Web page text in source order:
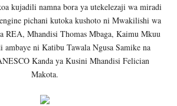
kujadili namna bora ya utekelezaji wa miradi
pichani kutoka kushoto ni Mwakilishi wa
REA, Mhandisi Thomas Mbaga, Kaimu Mkuu
ni Katibu Tawala Ngusa Samike na
Kanda ya Kusini Mhandisi Felician
Makota.